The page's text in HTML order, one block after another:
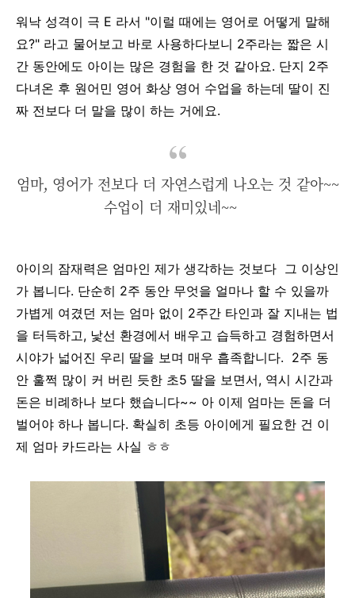
워낙 성격이 극 E 라서 "이럴 때에는 영어로 어떻게 말해
요?" 라고 물어보고 바로 사용하다보니 2주라는 짧은 시
간 동안에도 아이는 많은 경험을 한 것 같아요. 단지 2주
다녀온 후 원어민 영어 화상 영어 수업을 하는데 딸이 진
짜 전보다 더 말을 많이 하는 거에요.
엄마, 영어가 전보다 더 자연스럽게 나오는 것 같아~~
수업이 더 재미있네~~
아이의 잠재력은 엄마인 제가 생각하는 것보다 그 이상인
가 봅니다. 단순히 2주 동안 무엇을 얼마나 할 수 있을까
가볍게 여겼던 저는 엄마 없이 2주간 타인과 잘 지내는 법
을 터득하고, 낯선 환경에서 배우고 습득하고 경험하면서
시야가 넓어진 우리 딸을 보며 매우 흡족합니다. 2주 동
안 훌쩍 많이 커 버린 듯한 초5 딸을 보면서, 역시 시간과
돈은 비례하나 보다 했습니다~~ 아 이제 엄마는 돈을 더
벌어야 하나 봅니다. 확실히 초등 아이에게 필요한 건 이
제 엄마 카드라는 사실 ㅎㅎ